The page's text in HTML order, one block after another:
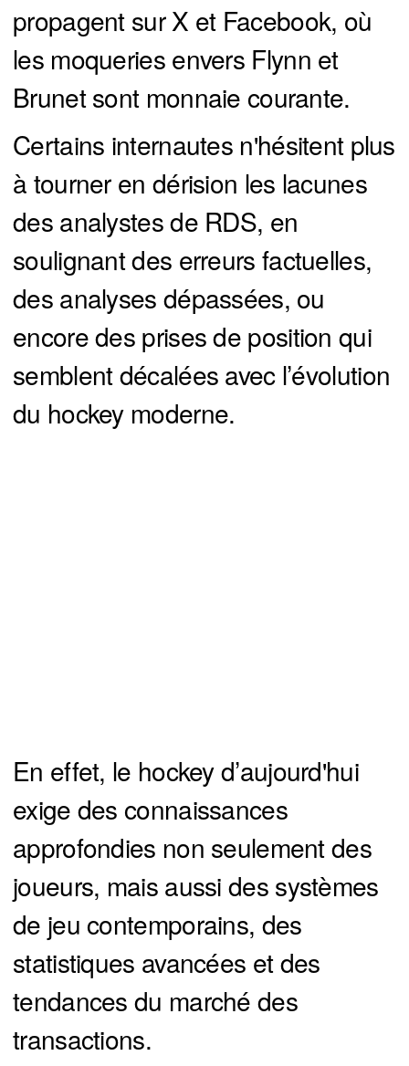
propagent sur X et Facebook, où
les moqueries envers Flynn et
Brunet sont monnaie courante.
Certains internautes n'hésitent plus
à tourner en dérision les lacunes
des analystes de RDS, en
soulignant des erreurs factuelles,
des analyses dépassées, ou
encore des prises de position qui
semblent décalées avec l’évolution
du hockey moderne.
En effet, le hockey d’aujourd'hui
exige des connaissances
approfondies non seulement des
joueurs, mais aussi des systèmes
de jeu contemporains, des
statistiques avancées et des
tendances du marché des
transactions.